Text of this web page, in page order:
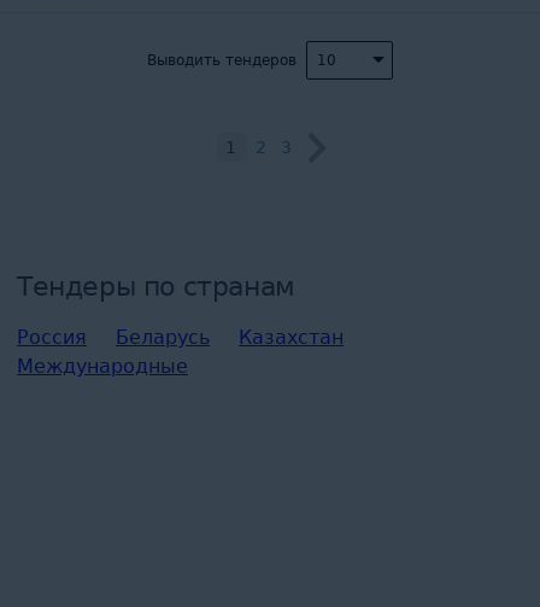
Выводить тендеров 10
1 2 3
Тендеры по странам
Россия Беларусь
Казахстан
Международные